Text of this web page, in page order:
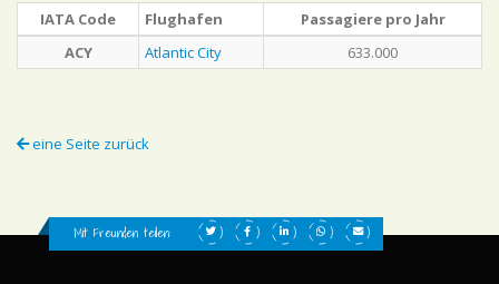
IATA Code Flughafen
Passagiere pro Jahr
ACY
Atlantic City 633.000
eine Seite zurück
Mit Freunden teilen: